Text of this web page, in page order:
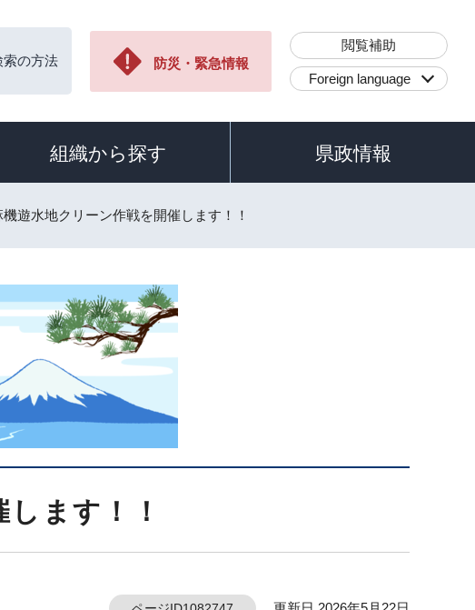
索の方法 防災・緊急情報
閲覧補助
Foreign language
組織から探す 県政情報
機遊水地クリーン作戦を開催します！！
ます！！